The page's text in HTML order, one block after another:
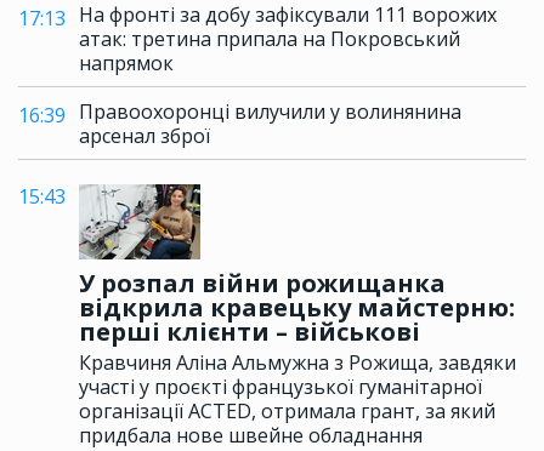
17:13 На фронті за добу зафіксували 111 ворожих
атак: третина припала на Покровський
напрямок
16:39 Правоохоронці вилучили у волинянина
арсенал зброї
15:43
У розпал війни рожищанка
відкрила кравецьку майстерню:
перші клієнти – військові
Кравчиня Аліна Альмужна з Рожища, завдяки
участі у проєкті французької гуманітарної
організації ACTED, отримала грант, за який
придбала нове швейне обладнання